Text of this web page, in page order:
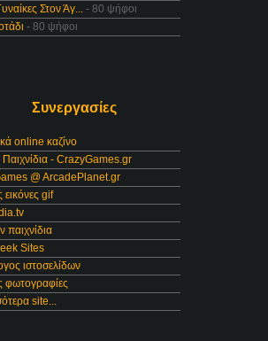
Στον Άγ... - 80 ψήφοι
- 80 ψήφοι
Συνεργασίες
online καζίνο
- CrazyGames.gr
@ ArcadePlanet.gr
εικόνες gif
παιχνίδια
Sites
ιστοσελίδων
φωτογραφίες
site...